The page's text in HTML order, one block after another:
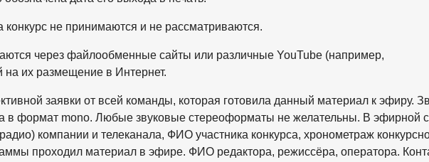
не принимаются и не рассматриваются.
через файлообменные сайты или различные YouTube (например,
на их размещение в Интернет.
заявки от всей команды, которая готовила данный материал к эфиру.
в формат mono. Любые звуковые стереоформаты не желательны. В эфирной
компании и телеканала, ФИО участника конкурса, хронометраж
проходил материал в эфире. ФИО редактора, режиссёра, оператора.